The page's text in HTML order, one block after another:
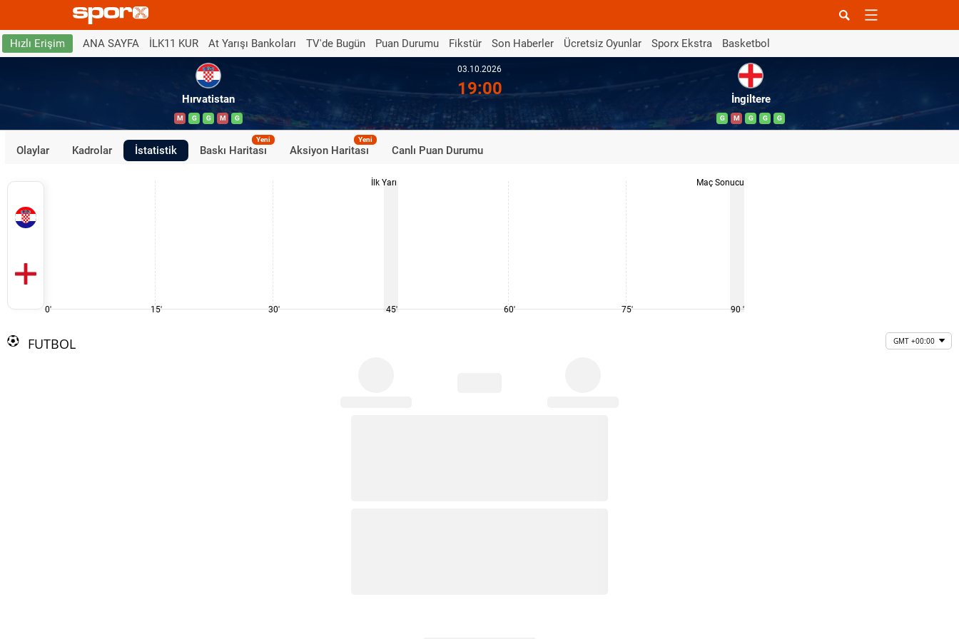
Hızlı Erişim ANA SAYFA İLK11 KUR At Yarışı Bankoları TV'de Bugün Puan Durumu Fikstür Son Haberler Ücretsiz Oyunlar Sporx Ekstra Basketbol
Hırvatistan
M G G M G
03.10.2026
19:00
İngiltere
G M G G G
Olaylar Kadrolar İstatistik Baskı Haritası
Yeni
Aksiyon Haritası
Yeni
Canlı Puan Durumu
0' 15' 30'
İlk Yarı
45' 60' 75'
Maç Sonucu
90 '
FUTBOL GMT +00:00